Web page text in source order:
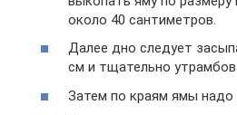
около 40 сантиметров.
Далее дно следует
см и тщательно
Затем по краям ямы надо